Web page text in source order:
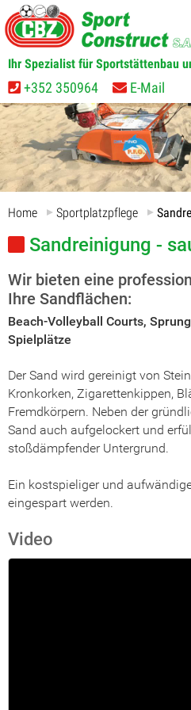
Home Sportplatzpflege
Sandreinigung -
Wir bieten eine
Ihre Sandflächen:
Beach-Volleyball Courts,
Spielplätze
Der Sand wird gereinigt von
Kronkorken, Zigarettenkippen,
Fremdkörpern. Neben der
Sand auch aufgelockert und
stoßdämpfender Untergrund.
Ein kostspieliger und
eingespart werden.
Video
Ihr Spezialist für Sportstättenbau
+352 350964 E-Mail